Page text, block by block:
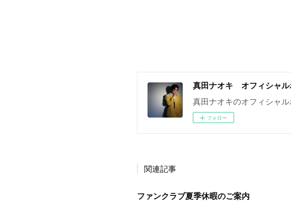
真田ナオキ オフィシャル
真田ナオキのオフィシャル
フォロー
関連記事
ファンクラブ夏季休暇のご案内